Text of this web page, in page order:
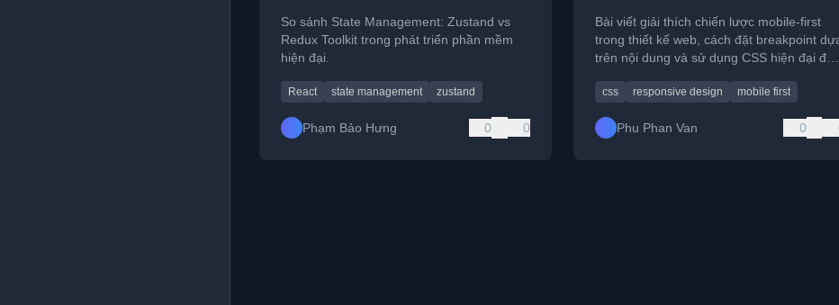
So sánh State Management: Zustand vs
Redux Toolkit trong phát triển phần mềm
hiện đại.
React state management zustand
Phạm Bảo Hưng 0 0
Bài viết giải thích chiến lược mobile-first
trong thiết kế web, cách đặt breakpoint
trên nội dung và sử dụng CSS hiện đại để
css responsive design mobile first
Phu Phan Van 0